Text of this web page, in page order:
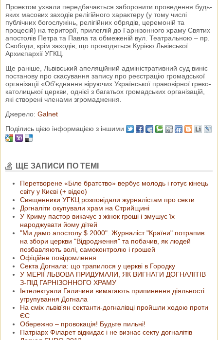
Проектом ухвали передбачається заборонити проведення будь-
яких масових заходів релігійного характеру (у тому числі
публічних богослужінь, релігійних обрядів, церемоній та
процесій) на території, прилеглій до Гарнізонного храму Святих
апостолів Петра та Павла та обмеженій вул. Театральною – пр.
Свободи, крім заходів, що проводяться Курією Львівської
Архиєпархії УГКЦ.
Ще раніше, Львівський апеляційний адміністративний суд виніс
постанову про скасування запису про реєстрацію громадської
організації «Об’єднання віруючих Української правовірної греко-
католицької церкви, однієї з багатьох громадських організацій,
які створені членами згромадження.
Джерело: Galnet
Поділись цією інформацією з іншими
ЩЕ ЗАПИСИ ПО ТЕМІ
Перетворене «Біле братство» вербує молодь і готує кінець
світу у Києві (+ відео)
Священники УГКЦ розповідали журналістам про секти
Догналіти окупували храм на Стрийщині
У Криму пастор викачує з жінок гроші і змушує їх
народжувати йому дітей
"Ми дамо апостолу $ 2000". Журналіст "Країни" потрапив
на збори церкви "Відродження" та побачив, як людей
позбавляють волі, самоконтролю і грошей
Офіційне повідомлення
Секта Догнала: що трапилося у церкві в Городку
У МЕРІЇ ЛЬВОВА ПРИДУМАЛИ, ЯК ВИГНАТИ ДОГНАЛІТІВ
З-ПІД ГАРНІЗОННОГО ХРАМУ
Інтелектуали Галичини вимагають припинення діяльності
угрупування Догнала
На сміх львів'ян сектанти-догналівці пройшли ходою проти
ЄС
Обережно – провокація! Будьте пильні!
Патріарх Філарет відкидає і не визнає секту догналітів